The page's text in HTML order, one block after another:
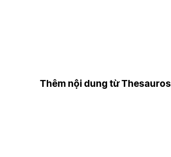
Thêm nội dung từ Thesauros